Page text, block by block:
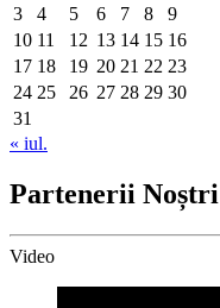
3
4 5 6 7 8
9
10 11 12 13 14 15 16
17 18 19 20 21 22 23
24 25 26 27 28 29 30
31
« iul.
Partenerii Noștri
Video